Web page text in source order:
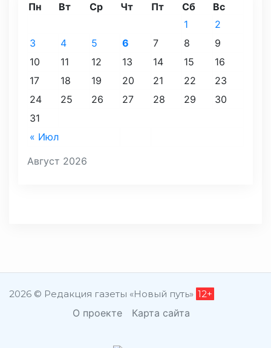
Август 2026
Пн Вт Ср Чт Пт Сб Вс
« Июл
1
2
3
4 5 6 7 8
9
10
11 12 13 14 15
16
17
18 19 20 21 22
23
24
25 26 27 28 29
30
31
2026 © Редакция газеты «Новый путь» 12+
О проекте Карта сайта